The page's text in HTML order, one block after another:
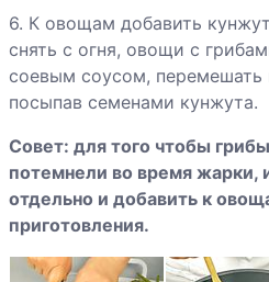
«Patate al forno»
6. К овощам добавить
снять с огня, овощи с
соевым соусом, перемешать
посыпав семенами кунжута.
Совет: для того чтобы
потемнели во время жарки,
отдельно и добавить к
приготовления.